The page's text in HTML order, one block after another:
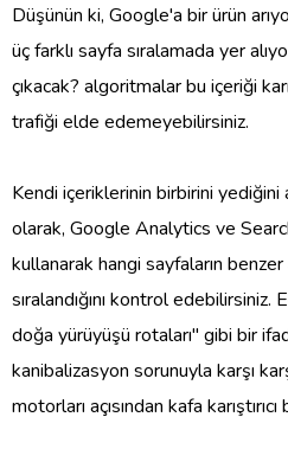
Düşünün ki, Google'a bir ürün
üç farklı sayfa sıralamada yer
çıkacak? algoritmalar bu içeriği
trafiği elde edemeyebilirsiniz.
Kendi içeriklerinin birbirini yediğini
olarak, Google Analytics ve
kullanarak hangi sayfaların
sıralandığını kontrol edebilirsiniz.
doğa yürüyüşü rotaları" gibi bir
kanibalizasyon sorunuyla karşı
motorları açısından kafa